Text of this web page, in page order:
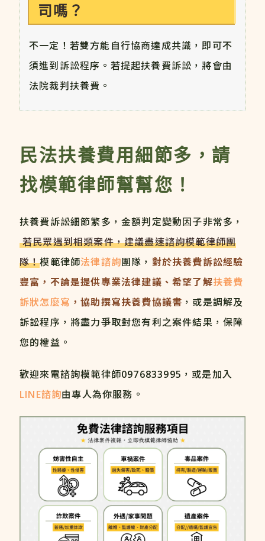
司嗎？
不一定！若雙方能自行協商達成共識，即可不
須進到訴訟程序。若提起扶養費訴訟，將會由
法院裁判扶養費。
民法扶養費用細節多，請
找模範律師幫幫您！
扶養費訴訟細節繁多，金額判定變動因子非常多，
若民眾遇到相類案件，建議盡速諮詢模範律師團
隊！模範律師法律諮詢團隊， 對於扶養費訴訟經驗
豐富，不論是提供專業法律建議、希望了解扶養費
訴狀怎麼寫 ，協助撰寫扶養費協議書 ，或是調解及
訴訟程序，將盡力爭取對您有利之案件結果，保障
您的權益。
歡迎來電諮詢模範律師0976833995 ，或是加入
LINE諮詢由專人為你服務。